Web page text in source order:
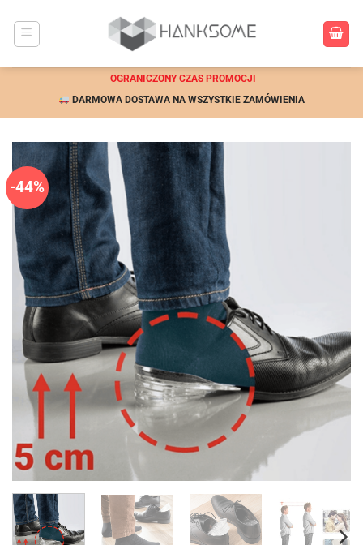
zawartości
OGRANICZONY CZAS PROMOCJI
DARMOWA DOSTAWA NA WSZYSTKIE ZAMÓWIENIA
-44%